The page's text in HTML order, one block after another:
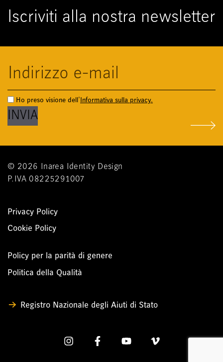
Fondazione Allegra Agnelli per la Ricerca sul
Cancro
Iscriviti alla nostra newsletter
Ho preso visione dell'Informativa sulla privacy.
© 2026 Inarea Identity Design
P.IVA 08225291007
Privacy Policy
Cookie Policy
Policy per la parità di genere
Politica della Qualità
Registro Nazionale degli Aiuti di Stato